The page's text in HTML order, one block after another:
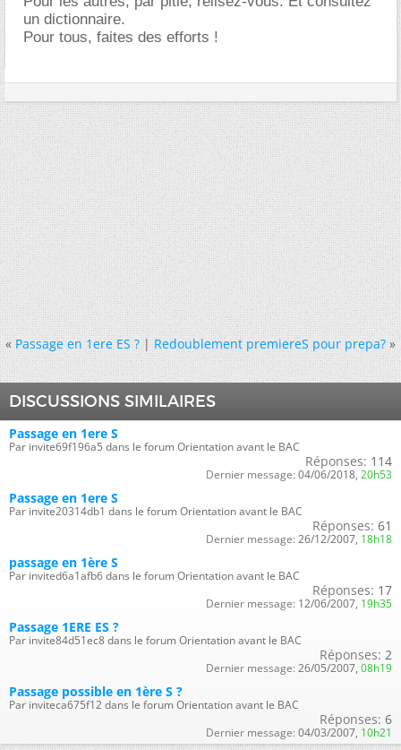
un dictionnaire.
Pour tous, faites des efforts !
« Passage en 1ere ES ?|Redoublement premiereS pour prepa? »
DISCUSSIONS SIMILAIRES
Passage en 1ere S
Par invite69f196a5 dans le forum Orientation avant le BAC
Réponses: 114
Dernier message: 04/06/2018, 20h53
Passage en 1ere S
Par invite20314db1 dans le forum Orientation avant le BAC
Réponses: 61
Dernier message: 26/12/2007, 18h18
passage en 1ère S
Par invited6a1afb6 dans le forum Orientation avant le BAC
Réponses: 17
Dernier message: 12/06/2007, 19h35
Passage 1ERE ES ?
Par invite84d51ec8 dans le forum Orientation avant le BAC
Réponses: 2
Dernier message: 26/05/2007, 08h19
Passage possible en 1ère S ?
Par inviteca675f12 dans le forum Orientation avant le BAC
Réponses: 6
Dernier message: 04/03/2007, 10h21